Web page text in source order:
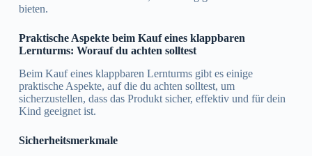
bieten.
Praktische Aspekte beim Kauf eines klappbaren
Lernturms: Worauf du achten solltest
Beim Kauf eines klappbaren Lernturms gibt es einige
praktische Aspekte, auf die du achten solltest, um
sicherzustellen, dass das Produkt sicher, effektiv und für dein
Kind geeignet ist.
Sicherheitsmerkmale